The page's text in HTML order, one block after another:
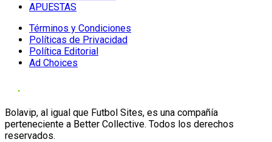
APUESTAS
Términos y Condiciones
Políticas de Privacidad
Política Editorial
Ad Choices
Bolavip, al igual que Futbol Sites, es una compañía
perteneciente a Better Collective. Todos los derechos
reservados.